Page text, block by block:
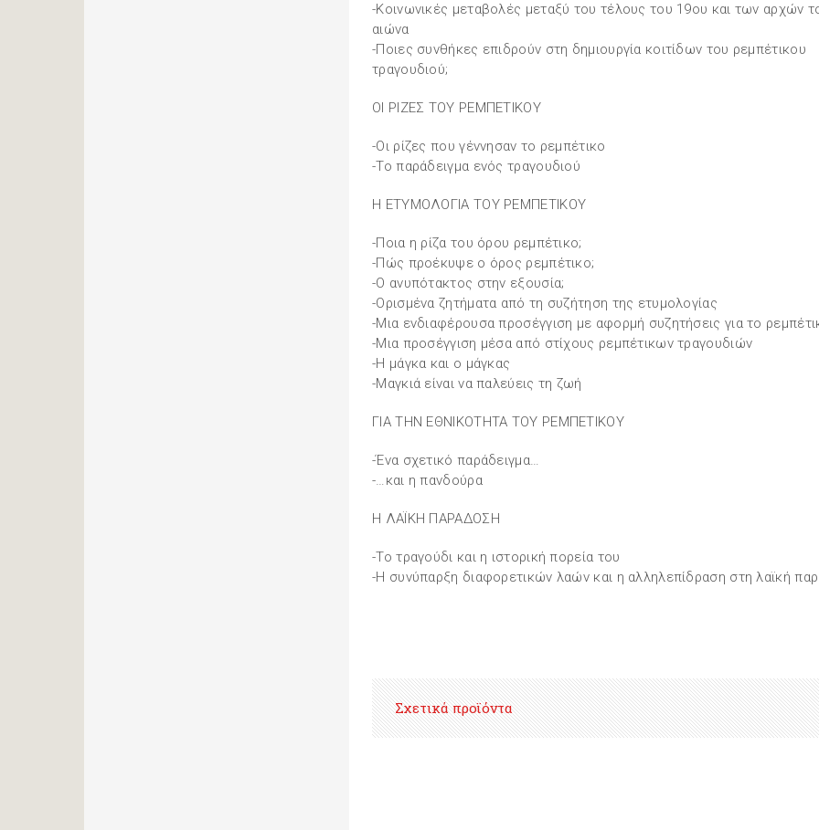
-Κοινωνικές μεταβολές μεταξύ του τέλους του 19ου και των αρχών
αιώνα
-Ποιες συνθήκες επιδρούν στη δημιουργία κοιτίδων του ρεμπέτικου
τραγουδιού;
ΟΙ ΡΙΖΕΣ ΤΟΥ ΡΕΜΠΕΤΙΚΟΥ
-Οι ρίζες που γέννησαν το ρεμπέτικο
-Το παράδειγμα ενός τραγουδιού
Η ΕΤΥΜΟΛΟΓΙΑ ΤΟΥ ΡΕΜΠΕΤΙΚΟΥ
-Ποια η ρίζα του όρου ρεμπέτικο;
-Πώς προέκυψε ο όρος ρεμπέτικο;
-Ο ανυπότακτος στην εξουσία;
-Ορισμένα ζητήματα από τη συζήτηση της ετυμολογίας
-Μια ενδιαφέρουσα προσέγγιση με αφορμή συζητήσεις για το
-Μια προσέγγιση μέσα από στίχους ρεμπέτικων τραγουδιών
-Η μάγκα και ο μάγκας
-Μαγκιά είναι να παλεύεις τη ζωή
ΓΙΑ ΤΗΝ ΕΘΝΙΚΟΤΗΤΑ ΤΟΥ ΡΕΜΠΕΤΙΚΟΥ
-Ένα σχετικό παράδειγμα…
-…και η πανδούρα
Η ΛΑΪΚΗ ΠΑΡΑΔΟΣΗ
-Το τραγούδι και η ιστορική πορεία του
-Η συνύπαρξη διαφορετικών λαών και η αλληλεπίδραση στη λαϊκή
Σχετικά προϊόντα